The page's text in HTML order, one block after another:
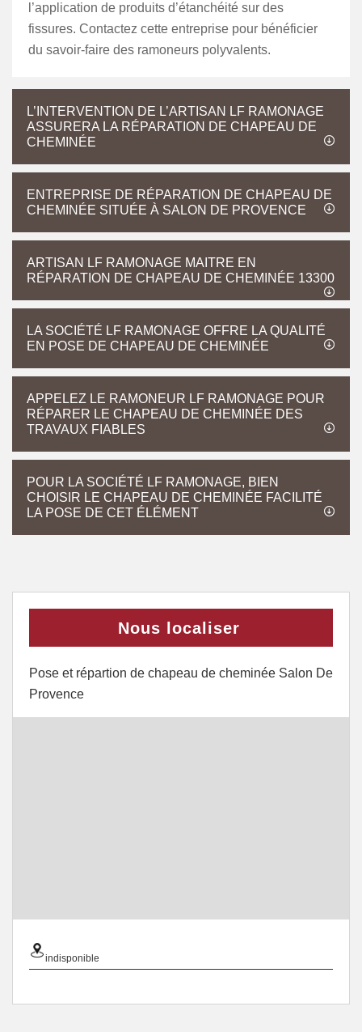
l’application de produits d’étanchéité sur des
fissures. Contactez cette entreprise pour bénéficier
du savoir-faire des ramoneurs polyvalents.
L’INTERVENTION DE L’ARTISAN LF RAMONAGE
ASSURERA LA RÉPARATION DE CHAPEAU DE
CHEMINÉE
ENTREPRISE DE RÉPARATION DE CHAPEAU DE
CHEMINÉE SITUÉE À SALON DE PROVENCE
ARTISAN LF RAMONAGE MAITRE EN
RÉPARATION DE CHAPEAU DE CHEMINÉE 13300
LA SOCIÉTÉ LF RAMONAGE OFFRE LA QUALITÉ
EN POSE DE CHAPEAU DE CHEMINÉE
APPELEZ LE RAMONEUR LF RAMONAGE POUR
RÉPARER LE CHAPEAU DE CHEMINÉE DES
TRAVAUX FIABLES
POUR LA SOCIÉTÉ LF RAMONAGE, BIEN
CHOISIR LE CHAPEAU DE CHEMINÉE FACILITÉ
LA POSE DE CET ÉLÉMENT
Nous localiser
Pose et répartion de chapeau de cheminée Salon De
Provence
indisponible